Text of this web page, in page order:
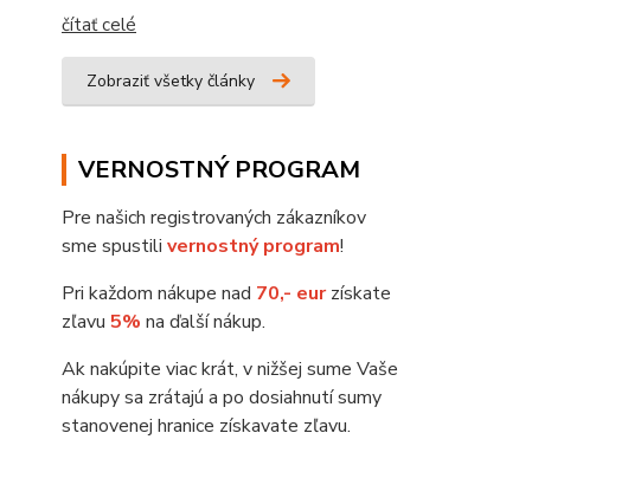
čítať celé
Zobraziť všetky články
VERNOSTNÝ PROGRAM
Pre našich registrovaných zákazníkov
sme spustili vernostný program!
Pri každom nákupe nad 70,- eurzískate
zľavu 5% na ďalší nákup.
Ak nakúpite viac krát, v nižšej sume Vaše
nákupy sa zrátajú a po dosiahnutí sumy
stanovenej hranice získavate zľavu.